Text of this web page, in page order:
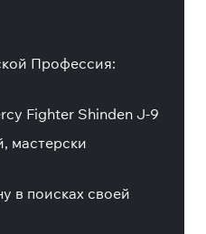
Профессия:
Fighter Shinden J-9
мастерски
в поисках своей